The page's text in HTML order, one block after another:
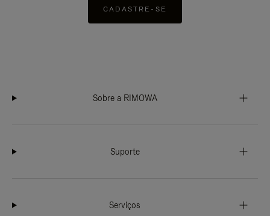
CADASTRE-SE
Sobre a RIMOWA
Suporte
Serviços